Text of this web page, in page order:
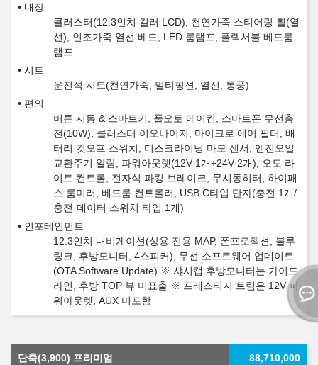
내장
클러스터(12.3인치 컬러 LCD), 천연가죽 스티어링 휠(열
선), 인조가죽 열선 베드, LED 룸램프, 플렉서블 베드룸
램프
시트
운전석 시트(천연가죽, 멀티펑션, 열선, 통풍)
편의
버튼 시동 & 스마트키, 풀오토 에어컨, 스마트폰 무선충
전(10W), 클러스터 이오나이저, 마이크로 에어 필터, 배
터리 컷오프 스위치, 디스크라이닝 마모 센서, 엔진오일
교환주기 알람, 파워아웃렛(12V 1개+24V 2개), 오토 라
이트 컨트롤, 전자식 파킹 브레이크, 무시동히터, 하이패
스 룸미러, 베드룸 컨트롤러, USB C타입 단자(충전 1개/
충전·데이터 스위치 타입 1개)
인포테인먼트
12.3인치 내비게이션(상용 전용 MAP, 폰프로젝션, 블루
링크, 후방모니터, 4스피커), 무선 소프트웨어 업데이트
(OTA Software Update) ※ 샤시캡 후방모니터는 가이드
라인, 후방 TOP 뷰 미표출 ※ 프레스티지 트림은 12V 파
워아웃렛, AUX 미포함
단축(3,900) 프리미엄 88,710,000